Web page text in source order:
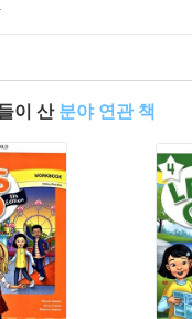
이 산 분야 연관 책